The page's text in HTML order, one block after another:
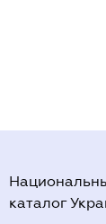
каталог